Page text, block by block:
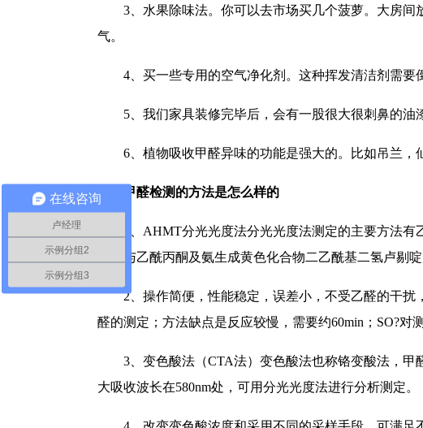
3、水果除味法。你可以去市场买几个菠萝。大房
气。
4、买一些专用的空气净化剂。这种挥发清洁剂需要
5、我们家具装修完毕后，会有一股很大很刺鼻的
6、植物吸收甲醛异味的功能是强大的。比如吊兰，
甲醛检测的方法是怎么样的
1、AHMT分光光度法分光光度法测定的主要方法
甲醛与乙酰丙酮及氨生成黄色化合物二乙酰基二氢卢剔
2、操作简便，性能稳定，误差小，不受乙醛的干扰
醛的测定；方法缺点是反应较慢，需要约60min；SO?对
3、变色酸法（CTA法）变色酸法也称铬变酸法，
大吸收波长在580nm处，可用分光光度法进行分析测定。
在线咨询
卢经理
示例分组2
示例分组3